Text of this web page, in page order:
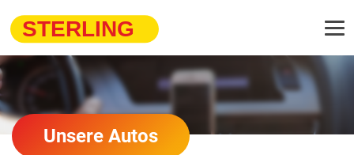
Unsere Autos